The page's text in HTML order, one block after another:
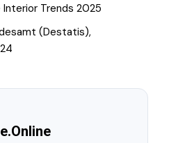
Trends 2025
(Destatis),